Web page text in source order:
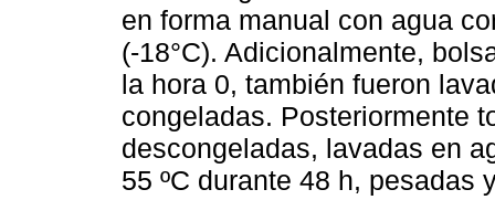
en forma manual con agua
(-18°C). Adicionalmente,
la hora 0, también fueron
congeladas. Posteriormente
descongeladas, lavadas en
55 ºC durante 48 h, pesadas